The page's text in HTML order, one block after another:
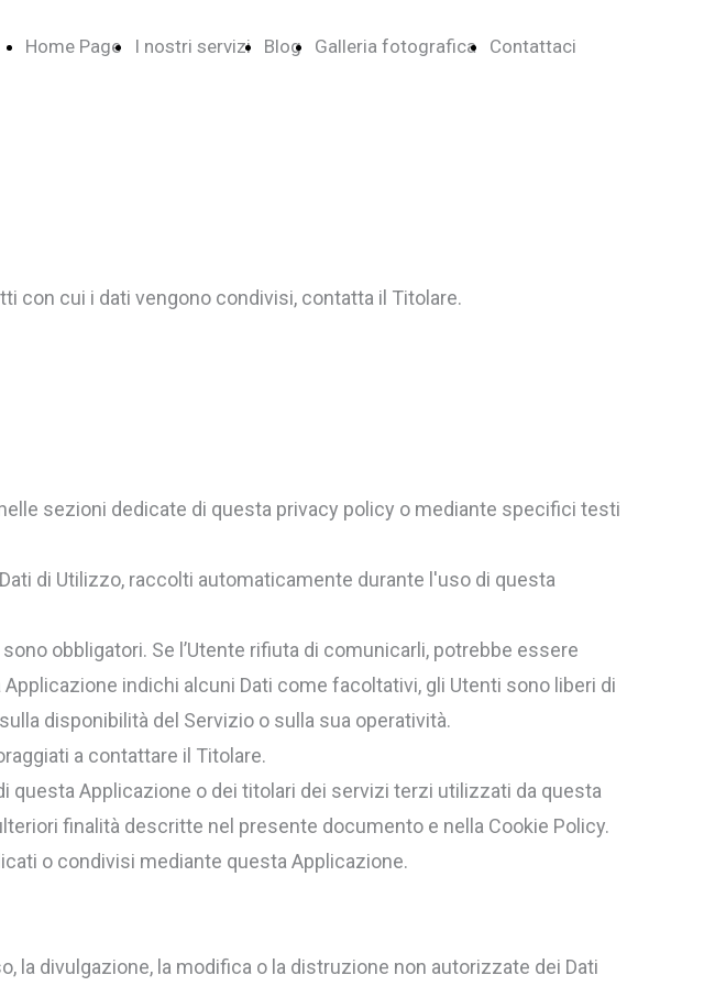
Home Page I nostri servizi Blog Galleria fotografica Contattaci
con cui i dati vengono condivisi, contatta il Titolare.
sezioni dedicate di questa privacy policy o mediante specifici testi
di Utilizzo, raccolti automaticamente durante l'uso di questa
obbligatori. Se l’Utente rifiuta di comunicarli, potrebbe essere
indichi alcuni Dati come facoltativi, gli Utenti sono liberi di
disponibilità del Servizio o sulla sua operatività.
a contattare il Titolare.
questa Applicazione o dei titolari dei servizi terzi utilizzati da questa
finalità descritte nel presente documento e nella Cookie Policy.
o condivisi mediante questa Applicazione.
la divulgazione, la modifica o la distruzione non autorizzate dei Dati